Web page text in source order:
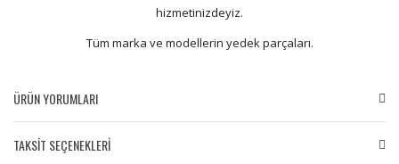
hizmetinizdeyiz.
Tüm marka ve modellerin yedek parçaları.
ÜRÜN YORUMLARI
TAKSİT SEÇENEKLERİ